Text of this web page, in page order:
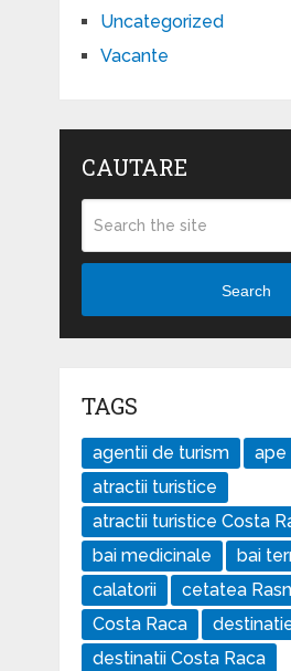
Uncategorized
Vacante
CAUTARE
Search
TAGS
agentii de turism
ape
atractii turistice
atractii turistice Costa
bai medicinale
bai
calatorii
cetatea
Costa Raca
destinatii Costa Raca